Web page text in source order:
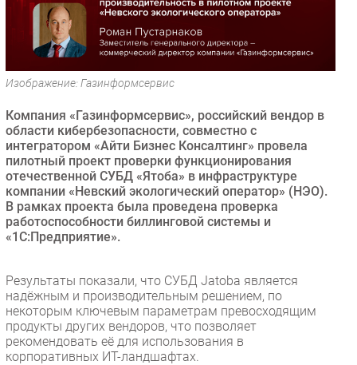
Безопасность
Инновации
Гаджеты
Здоровье
РАЗДЕЛЫ
Новости
Аналитика
Интервью
Проекты
IT класс
Тестовый стенд
Каталог компаний
Изображение: Газинформсервис
Компания «Газинформсервис», российский вендор в
области кибербезопасности, совместно с
интегратором «Айти Бизнес Консалтинг» провела
пилотный проект проверки функционирования
отечественной СУБД «Ятоба» в инфраструктуре
компании «Невский экологический оператор» (НЭО).
В рамках проекта была проведена проверка
работоспособности биллинговой системы и
«1С:Предприятие».
Результаты показали, что СУБД Jatoba является
надёжным и производительным решением, по
некоторым ключевым параметрам превосходящим
продукты других вендоров, что позволяет
рекомендовать её для использования в
корпоративных ИТ-ландшафтах.